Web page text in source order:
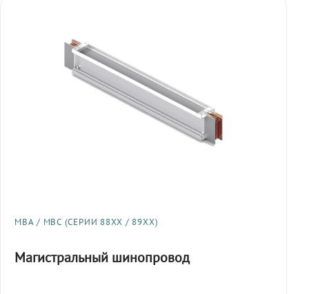
МВА / МВС (СЕРИИ 88XX / 89XX)
Магистральный шинопровод